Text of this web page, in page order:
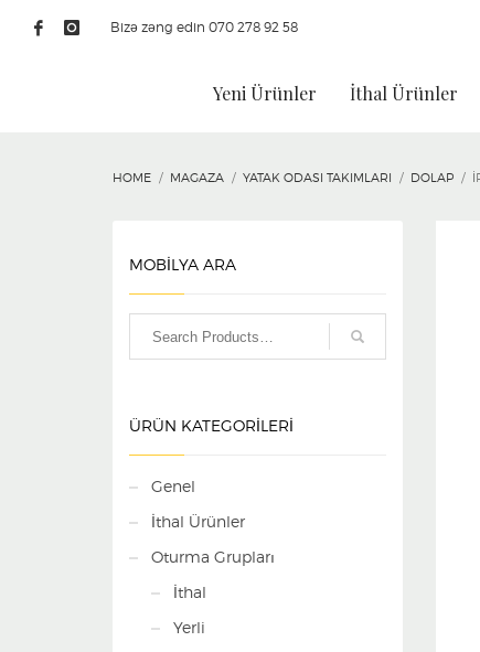
Bizə zəng edin 070 278 92 58
Yeni Ürünler İthal Ürünler
HOME MAGAZA YATAK ODASI TAKIMLARI DOLAP
MOBİLYA ARA
ÜRÜN KATEGORILERI
Genel
İthal Ürünler
Oturma Grupları
İthal
Yerli